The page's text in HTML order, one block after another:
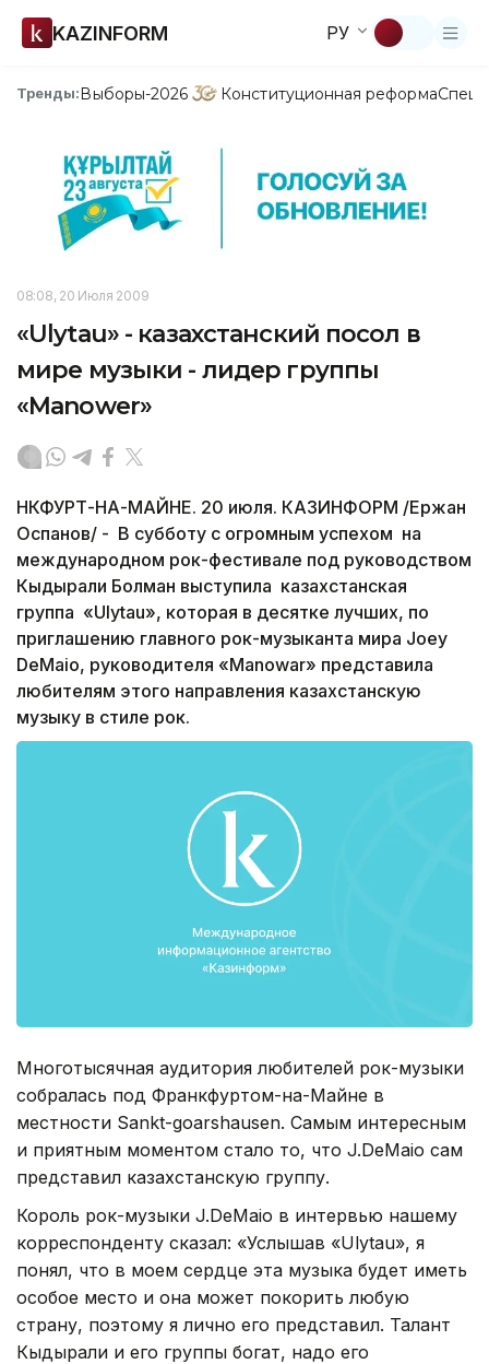
KAZINFORM РУ
Тренды:Выборы-2026 Конституционная реформа
08:08, 20 Июля 2009
«Ulytau» - казахстанский посол в
мире музыки - лидер группы
«Manower»
НКФУРТ-НА-МАЙНЕ. 20 июля. КАЗИНФОРМ /Ержан
Оспанов/ - В субботу с огромным успехом на
международном рок-фестивале под руководством
Кыдырали Болман выступила казахстанская
группа «Ulytau», которая в десятке лучших, по
приглашению главного рок-музыканта мира Joey
DeMaio, руководителя «Manowar» представила
любителям этого направления казахстанскую
музыку в стиле рок.
Многотысячная аудитория любителей рок-музыки
собралась под Франкфуртом-на-Майне в
местности Sankt-goarshausen. Самым интересным
и приятным моментом стало то, что J.DeMaio сам
представил казахстанскую группу.
Король рок-музыки J.DeMaio в интервью нашему
корреспонденту сказал: «Услышав «Ulytau», я
понял, что в моем сердце эта музыка будет иметь
особое место и она может покорить любую
страну, поэтому я лично его представил. Талант
Кыдырали и его группы богат, надо его